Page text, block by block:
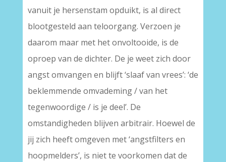
vanuit je hersenstam opduikt, is al direct
blootgesteld aan teloorgang. Verzoen je
daarom maar met het onvoltooide, is de
oproep van de dichter. De je weet zich door
angst omvangen en blijft ‘slaaf van vrees’: ‘de
beklemmende omvademing / van het
tegenwoordige / is je deel’. De
omstandigheden blijven arbitrair. Hoewel de
jij zich heeft omgeven met ‘angstfilters en
hoopmelders’, is niet te voorkomen dat de